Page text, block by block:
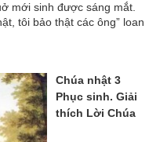
mới sinh được sáng mắt.
tôi bảo thật các ông” loan
Chúa nhật 3
Phục sinh. Giải
thích Lời Chúa